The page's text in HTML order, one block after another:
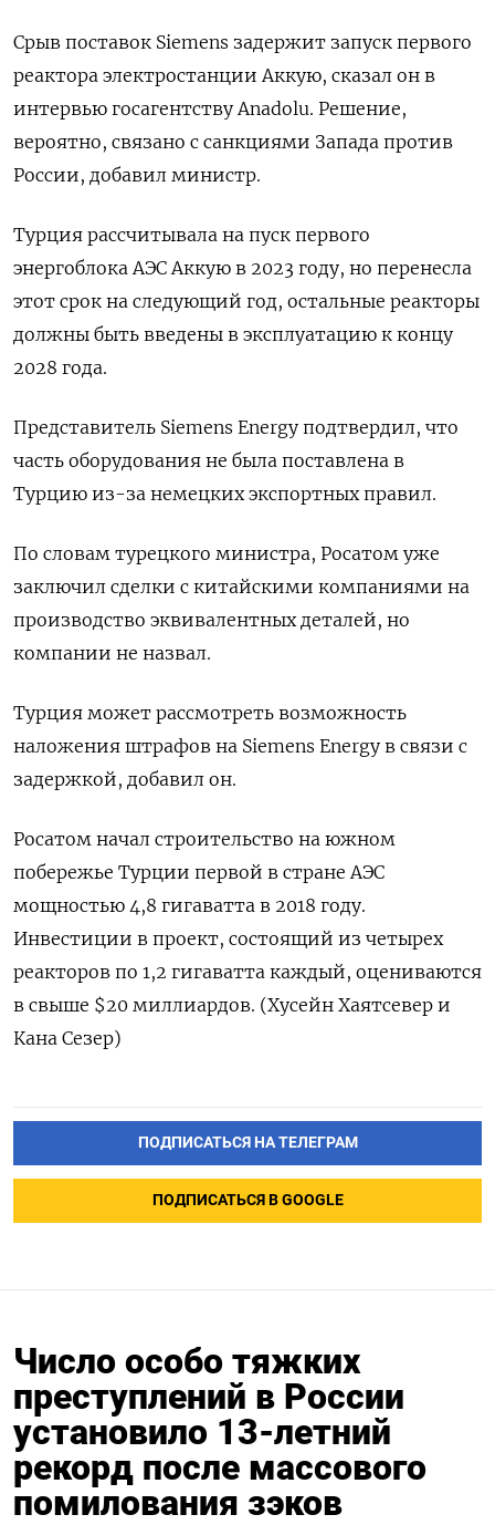
Срыв поставок Siemens задержит запуск первого
реактора электростанции Аккую, сказал он в
интервью госагентству Anadolu. Решение,
вероятно, связано с санкциями Запада против
России, добавил министр.
Турция рассчитывала на пуск первого
энергоблока АЭС Аккую в 2023 году, но перенесла
этот срок на следующий год, остальные реакторы
должны быть введены в эксплуатацию к концу
2028 года.
Представитель Siemens Energy подтвердил, что
часть оборудования не была поставлена в
Турцию из-за немецких экспортных правил.
По словам турецкого министра, Росатом уже
заключил сделки с китайскими компаниями на
производство эквивалентных деталей, но
компании не назвал.
Турция может рассмотреть возможность
наложения штрафов на Siemens Energy в связи с
задержкой, добавил он.
Росатом начал строительство на южном
побережье Турции первой в стране АЭС
мощностью 4,8 гигаватта в 2018 году.
Инвестиции в проект, состоящий из четырех
реакторов по 1,2 гигаватта каждый, оцениваются
в свыше $20 миллиардов. (Хусейн Хаятсевер и
Кана Сезер)
ПОДПИСАТЬСЯ НА ТЕЛЕГРАМ
ПОДПИСАТЬСЯ В GOOGLE
Число особо тяжких
преступлений в России
установило 13-летний
рекорд после массового
помилования зэков